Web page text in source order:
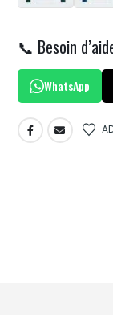
📞 Besoin
WhatsApp